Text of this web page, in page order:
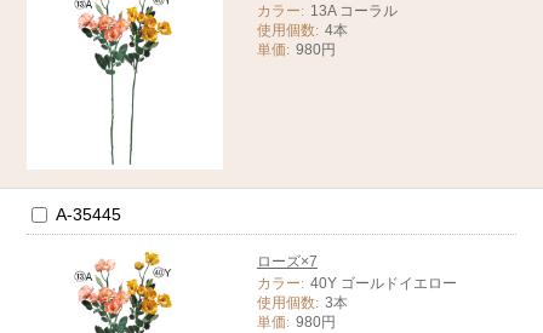
カラー: 13A コーラル
使用個数: 4本
単価: 980円
A-35445
ローズ×7
カラー: 40Y ゴールドイエロー
使用個数: 3本
単価: 980円